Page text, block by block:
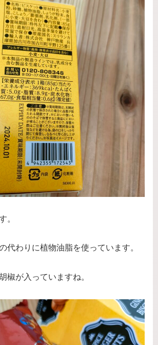
。
代わりに植物油脂を使っています。
椒が入っていますね。